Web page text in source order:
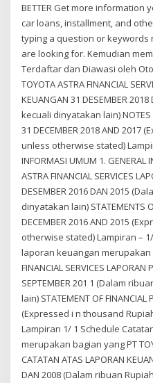
BETTER Get more
car loans, installment, and
typing a question or
are looking for. Kemudian
Terdaftar dan Diawasi oleh
TOYOTA ASTRA FINANCIAL
KEUANGAN 31 DESEMBER
kecuali dinyatakan lain) NOTES
31 DECEMBER 2018 AND
unless otherwise stated)
INFORMASI UMUM 1. GENERAL
ASTRA FINANCIAL SERVICES
DESEMBER 2016 DAN 2015
dinyatakan lain) STATEMENTS
DECEMBER 2016 AND 2015
otherwise stated) Lampiran –
laporan keuangan merupakan
FINANCIAL SERVICES LAPORAN
SEPTEMBER 201 1 (Dalam
lain) STATEMENT OF FINANCIAL
(Expressed i n thousand
Lampiran 1/ 1 Schedule
merupakan bagian yang PT
CATATAN ATAS LAPORAN
DAN 2008 (Dalam ribuan